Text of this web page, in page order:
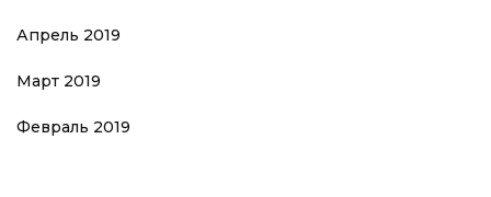
Апрель 2019
Март 2019
Февраль 2019